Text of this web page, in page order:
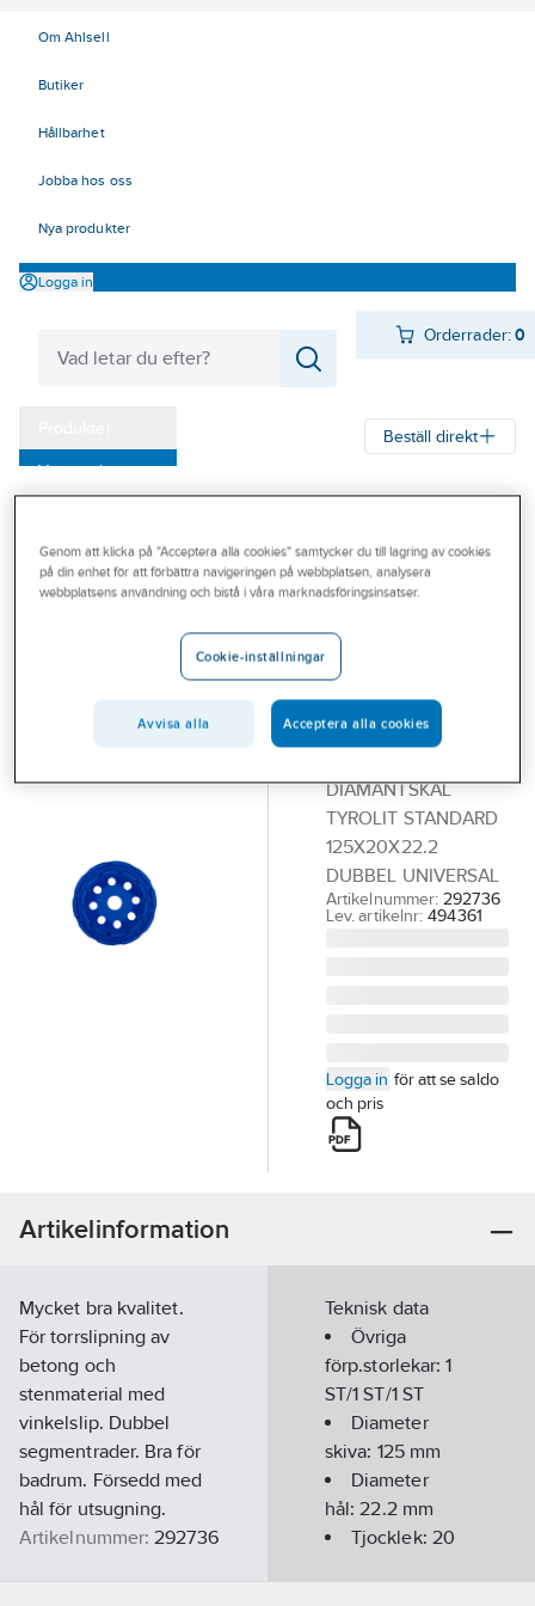
Om Ahlsell
Butiker
Hållbarhet
Jobba hos oss
Nya produkter
Logga in
Orderrader:0
Varumärken
Outlet
Branscher
Beställ direkt
TYROLIT
Standard**
Dubbelradig
Universal
DIAMANTSKÅL
TYROLIT STANDARD
125X20X22.2
DUBBEL UNIVERSAL
Artikelnummer: 292736
Lev. artikelnr: 494361
Logga in för att se saldo
och pris
Artikelinformation
Mycket bra kvalitet.
För torrslipning av
betong och
stenmaterial med
vinkelslip. Dubbel
segmentrader. Bra för
badrum. Försedd med
hål för utsugning.
Artikelnummer: 292736
Teknisk data
Övriga
förp.storlekar:1
ST/1 ST/1 ST
Diameter
skiva: 125mm
Diameter
hål:22.2mm
Tjocklek: 20
Genom att klicka på "Acceptera alla cookies" samtycker du till lagring av cookies
på din enhet för att förbättra navigeringen på webbplatsen, analysera
webbplatsens användning och bistå i våra marknadsföringsinsatser.
Cookie-inställningar
Avvisa alla Acceptera alla cookies